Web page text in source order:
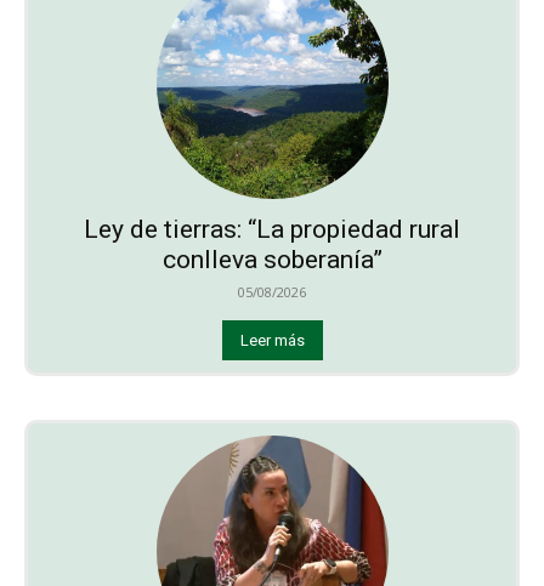
Ley de tierras: “La propiedad rural
conlleva soberanía”
05/08/2026
Leer más